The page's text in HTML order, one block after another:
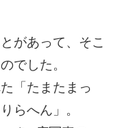
があって、そこ
でした。
「たまたまっ
らへん」。